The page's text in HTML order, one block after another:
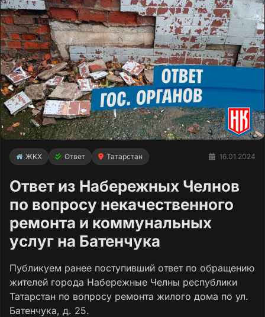
ЖКХ Ответ Татарстан 16.01.2024
Ответ из Набережных Челнов
по вопросу некачественного
ремонта и коммунальных
услуг на Батенчука
Публикуем ранее поступивший ответ по обращению
жителей города Набережные Челны республики
Татарстан по вопросу ремонта жилого дома по ул.
Батенчука, д. 25.